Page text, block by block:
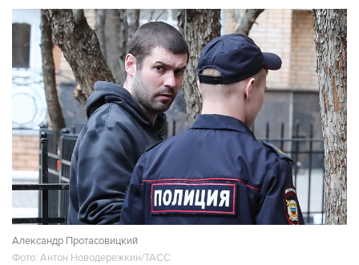
Александр Протасовицкий
Фото: Антон Новодережкин/ТАСС